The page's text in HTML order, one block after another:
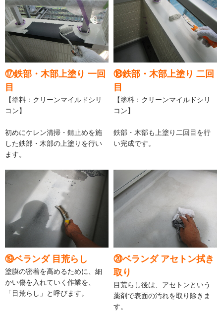
⑰鉄部・木部上塗り 一回
目
【塗料：クリーンマイルドシリ
コン】
初めにケレン清掃・錆止めを施
した鉄部・木部の上塗りを行い
ます。
⑱鉄部・木部上塗り 二回
目
【塗料：クリーンマイルドシリ
コン】
鉄部・木部も上塗り二回目を行
い完成です。
⑲ベランダ 目荒らし
塗膜の密着を高めるために、細
かい傷を入れていく作業を、
「目荒らし」と呼びます。
⑳ベランダ アセトン拭き
取り
目荒らし後は、アセトンという
薬剤で表面の汚れを取り除きま
す。